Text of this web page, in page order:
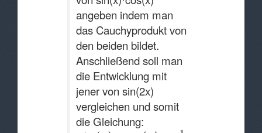
angeben indem man
das Cauchyprodukt von
den beiden bildet.
Anschließend soll man
die Entwicklung mit
jener von sin(2x)
vergleichen und somit
die Gleichung: